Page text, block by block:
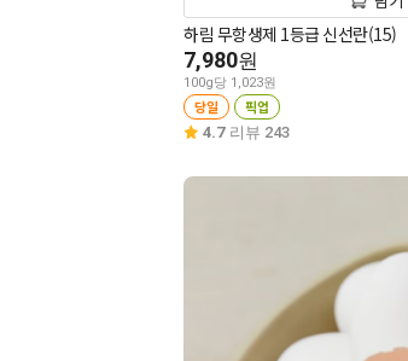
하림 무항생제 1등급 신선란(15)
7,980원
100g당 1,023원
당일 픽업
4.7 리뷰 243